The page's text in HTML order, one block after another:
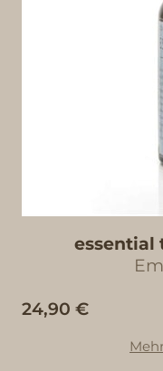
essential
24,90 €